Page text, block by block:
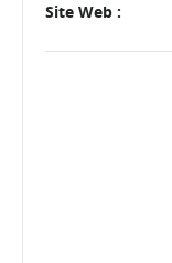
Site Web :